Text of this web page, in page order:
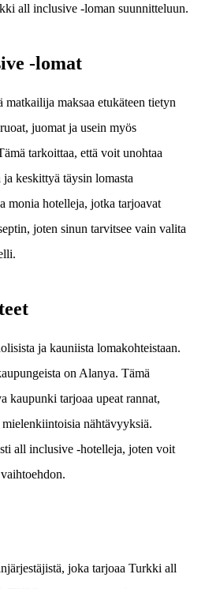
all inclusive -loman suunnitteluun.
-lomat
maksaa etukäteen tietyn
juomat ja usein myös
tarkoittaa, että voit unohtaa
keskittyä täysin lomasta
monia hotelleja, jotka tarjoavat
joten sinun tarvitsee vain valita
ja kauniista lomakohteistaan.
on Alanya. Tämä
kaupunki tarjoaa upeat rannat,
nähtävyyksiä.
all inclusive -hotelleja, joten voit
joka tarjoaa Turkki all